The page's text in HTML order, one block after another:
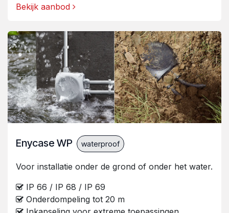
Bekijk aanbod
Enycase WP waterproof
Voor installatie onder de grond of onder het water.
IP 66 / IP 68 / IP 69
Onderdompeling tot 20 m